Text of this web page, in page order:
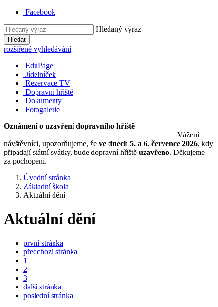
Facebook
Hledaný výraz
Hledat
rozšířené vyhledávání
EduPage
Jídelníček
Rezervace TV
Dopravní hřiště
Dokumenty
Fotogalerie
Oznámení o uzavření dopravního hřiště
Vážení
návštěvníci, upozorňujeme, že ve dnech 5. a 6. července 2026, kdy
připadají státní svátky, bude dopravní hřiště uzavřeno. Děkujeme
za pochopení.
Úvodní stránka
Základní škola
Aktuální dění
Aktuální dění
první stránka
předchozí stránka
1
2
3
další stránka
poslední stránka